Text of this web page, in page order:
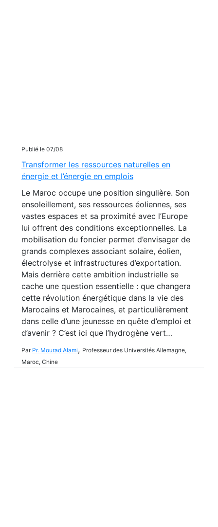
Publié le 07/08
Transformer les ressources naturelles en
énergie et l’énergie en emplois
Le Maroc occupe une position singulière. Son
ensoleillement, ses ressources éoliennes, ses
vastes espaces et sa proximité avec l’Europe
lui offrent des conditions exceptionnelles. La
mobilisation du foncier permet d’envisager de
grands complexes associant solaire, éolien,
électrolyse et infrastructures d’exportation.
Mais derrière cette ambition industrielle se
cache une question essentielle : que changera
cette révolution énergétique dans la vie des
Marocains et Marocaines, et particulièrement
dans celle d’une jeunesse en quête d’emploi et
d’avenir ? C’est ici que l’hydrogène vert…
Par Pr. Mourad Alami, Professeur des Universités Allemagne,
Maroc, Chine